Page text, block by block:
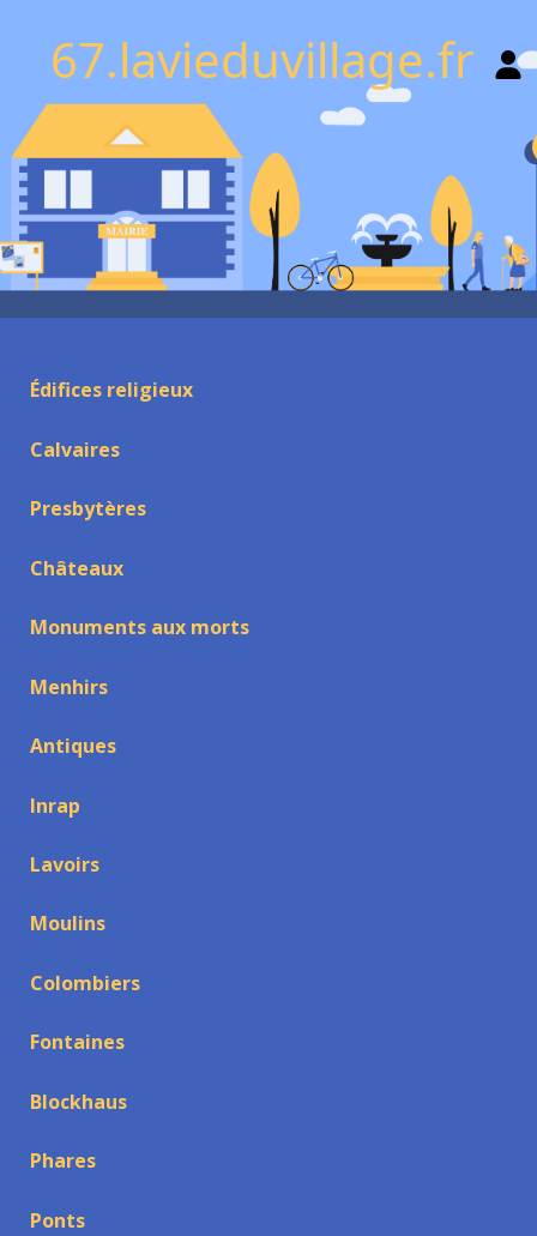
67.lavieduvillage.fr
Édifices religieux
Calvaires
Presbytères
Châteaux
Monuments aux morts
Menhirs
Antiques
Inrap
Lavoirs
Moulins
Colombiers
Fontaines
Blockhaus
Phares
Ponts